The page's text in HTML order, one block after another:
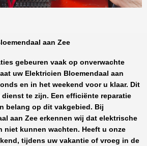
aan Zee
gebeuren vaak op onverwachte
uw Elektricien Bloemendaal aan
en in het weekend voor u klaar. Dit
te zijn. Een efficiënte reparatie
belang op dit vakgebied. Bij
aan Zee erkennen wij dat elektrische
niet kunnen wachten. Heeft u onze
tijdens uw vakantie of vroeg in de